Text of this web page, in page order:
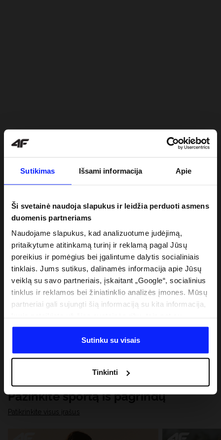
Sutikimas Išsami informacija Apie
Ši svetainė naudoja slapukus ir leidžia perduoti asmens
duomenis partneriams
Naudojame slapukus, kad analizuotume judėjimą,
pritaikytume atitinkamą turinį ir reklamą pagal Jūsų
poreikius ir pomėgius bei įgalintume dalytis socialiniais
tinklais. Jums sutikus, dalinamės informacija apie Jūsų
veiklą su savo partneriais, įskaitant „Google“, socialinius
tinklus ir reklamos bei žiniatinklio analizės įmones. Mūsų
partneriai gali sujungti šią informaciją su kita informacija,
duomenimis, kuriuos jie gauna, kai naudojatės jų
paslaugomis. Gavus Jūsų leidimą, mes galime perduoti
Jūsų asmeninę informaciją savo partneriams, siekdami
analitinius tyrimus, pritaikyti turinį ir tobulinti mūsų
partnerių siūlomus sprendimus (pvz., socialinius tinklus).
Išsamią informaciją rasite mūsų Privatumo politikoje ir
skiltyje „Išsami informacija“.
Sutinku su visais
Tinkinti
Pažinkite sportą iš pagrindų
Patikrinkite visus įrašus